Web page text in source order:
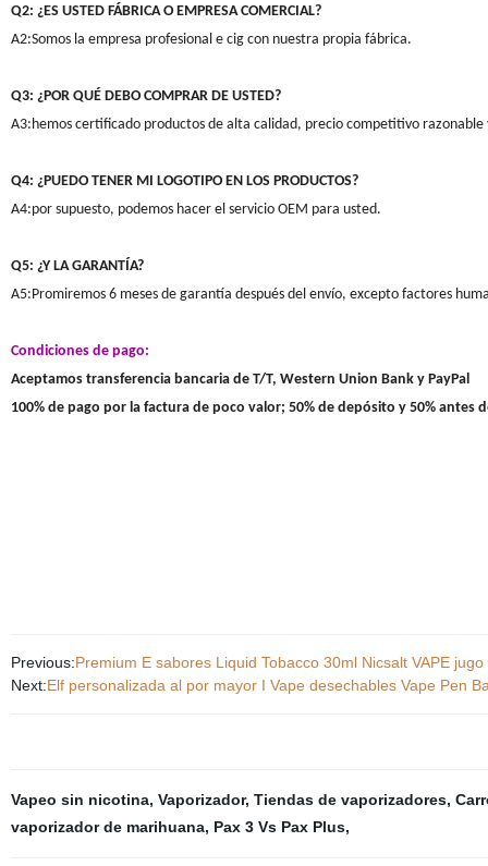
Q2: ¿ES USTED FÁBRICA O EMPRESA COMERCIAL?
A2:Somos la empresa profesional e cig con nuestra propia fábrica.
Q3: ¿POR QUÉ DEBO COMPRAR DE USTED?
A3:hemos certificado productos de alta calidad, precio competitivo razonable
Q4: ¿PUEDO TENER MI LOGOTIPO EN LOS PRODUCTOS?
A4:por supuesto, podemos hacer el servicio OEM para usted.
Q5: ¿Y LA GARANTÍA?
A5:Promiremos 6 meses de garantía después del envío, excepto factores
Condiciones de pago:
Aceptamos transferencia bancaria de T/T, Western Union Bank y PayPal
100% de pago por la factura de poco valor; 50% de depósito y 50% antes
Previous:Premium E sabores Liquid Tobacco 30ml Nicsalt VAPE
Next:Elf personalizada al por mayor I Vape desechables Vape Pen
Vapeo sin nicotina, Vaporizador, Tiendas de vaporizadores,
vaporizador de marihuana, Pax 3 Vs Pax Plus,